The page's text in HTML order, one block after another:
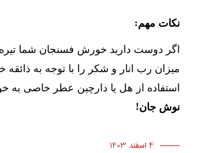
نکات مهم:
اگر دوست دارید خورش فسنجان شما
میزان رب انار و شکر را با توجه به ذائقه
استفاده از هل یا دارچین عطر خاصی به
نوش جان!
4 اسفند 1403